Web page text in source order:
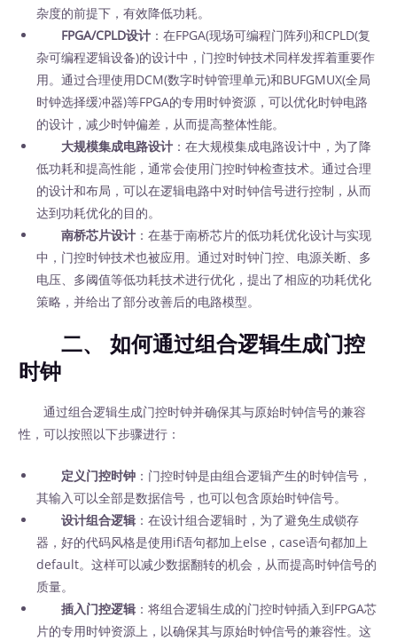
杂度的前提下，有效降低功耗。
FPGA/CPLD设计 ：在FPGA(现场可编程门阵列)和CPLD(复
杂可编程逻辑设备)的设计中，门控时钟技术同样发挥着重要作
用。通过合理使用DCM(数字时钟管理单元)和BUFGMUX(全局
时钟选择缓冲器)等FPGA的专用时钟资源，可以优化时钟电路
的设计，减少时钟偏差，从而提高整体性能。
大规模集成电路设计 ：在大规模集成电路设计中，为了降
低功耗和提高性能，通常会使用门控时钟检查技术。通过合理
的设计和布局，可以在逻辑电路中对时钟信号进行控制，从而
达到功耗优化的目的。
南桥芯片设计 ：在基于南桥芯片的低功耗优化设计与实现
中，门控时钟技术也被应用。通过对时钟门控、电源关断、多
电压、多阈值等低功耗技术进行优化，提出了相应的功耗优化
策略，并给出了部分改善后的电路模型。
二、 如何通过组合逻辑生成门控
时钟
通过组合逻辑生成门控时钟并确保其与原始时钟信号的兼容
性，可以按照以下步骤进行：
定义门控时钟 ：门控时钟是由组合逻辑产生的时钟信号，
其输入可以全部是数据信号，也可以包含原始时钟信号。
设计组合逻辑 ：在设计组合逻辑时，为了避免生成锁存
器，好的代码风格是使用if语句都加上else，case语句都加上
default。这样可以减少数据翻转的机会，从而提高时钟信号的
质量。
插入门控逻辑 ：将组合逻辑生成的门控时钟插入到FPGA芯
片的专用时钟资源上，以确保其与原始时钟信号的兼容性。这